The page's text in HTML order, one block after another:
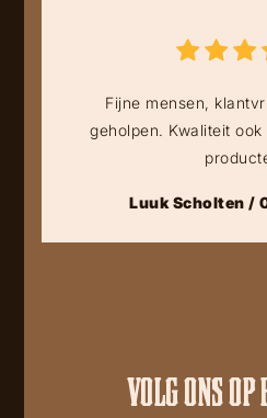
Fijne mensen,
geholpen. Kwaliteit
Luuk Scholten /
VOLG ONS OP